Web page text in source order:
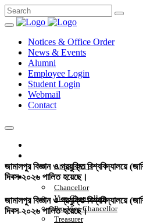
Notices & Office Order
News & Events
Alumni
Employee Login
Student Login
Webmail
Contact
About JSTU
Administration
Chancellor
Vice Chancellor
Pro-Vice Chancellor
Treasurer
জামালপুর বিজ্ঞান ও প্রযুক্তি বিশ্ববিদ্যালয়ে
দিবস-২০২৬ পালিত হয়েছে।
জামালপুর বিজ্ঞান ও প্রযুক্তি বিশ্ববিদ্যালয়ে
দিবস-২০২৬ পালিত হয়েছে।